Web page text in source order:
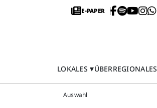
E-PAPER
LOKALES ÜBERREGIONALES
Auswahl